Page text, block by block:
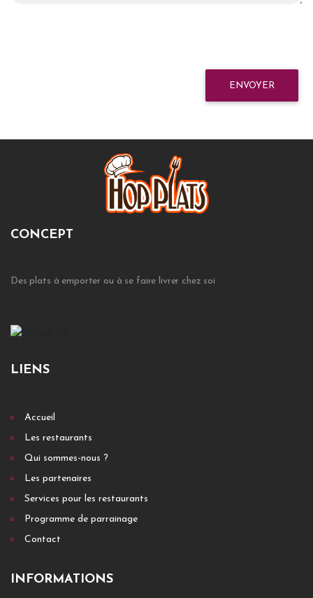
ENVOYER
CONCEPT
Des plats à emporter ou à se faire livrer chez soi
LIENS
Accueil
Les restaurants
Qui sommes-nous ?
Les partenaires
Services pour les restaurants
Programme de parrainage
Contact
INFORMATIONS